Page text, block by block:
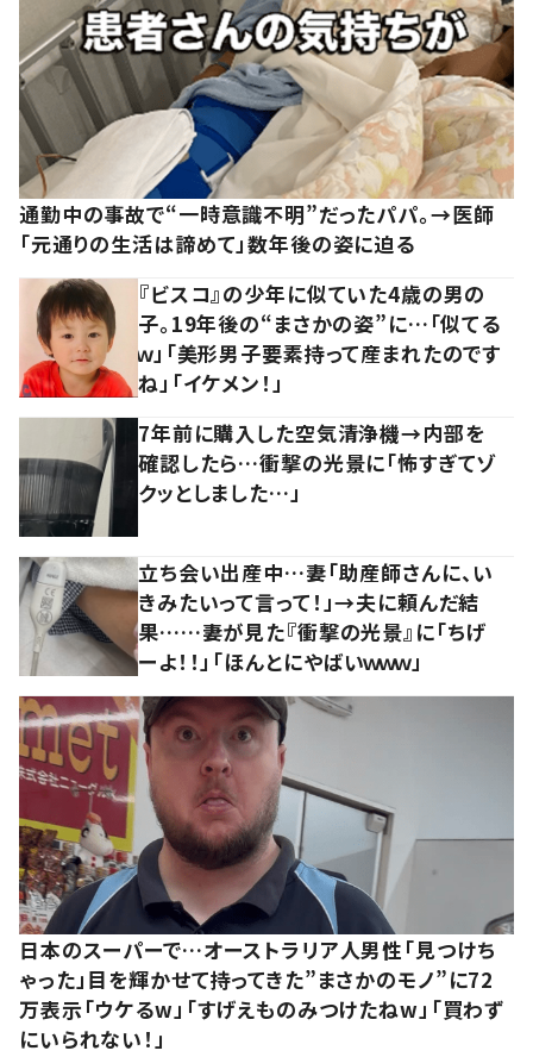
通勤中の事故で“一時意識不明”だったパパ。→医師
「元通りの生活は諦めて」数年後の姿に迫る
『ビスコ』の少年に似ていた4歳の男の
子。19年後の“まさかの姿”に…「似てる
ｗ」「美形男子要素持って産まれたのです
ね」「イケメン！」
7年前に購入した空気清浄機→内部を
確認したら…衝撃の光景に「怖すぎてゾ
クッとしました…」
立ち会い出産中…妻「助産師さんに、い
きみたいって言って！」→夫に頼んだ結
果……妻が見た『衝撃の光景』に「ちげ
ーよ！！」「ほんとにやばいｗｗｗ」
日本のスーパーで…オーストラリア人男性「見つけち
ゃった」目を輝かせて持ってきた”まさかのモノ”に72
万表示「ウケるw」「すげえものみつけたねw」「買わず
にいられない！」